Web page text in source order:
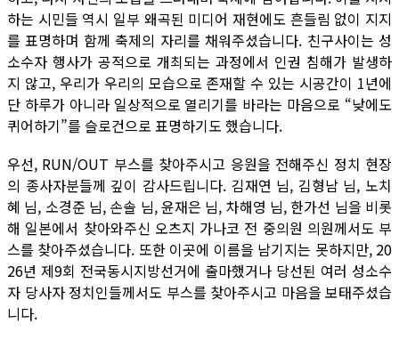
하는 시민들 역시 일부 왜곡된 미디어 재현에도 흔들림 없이 지지
를 표명하며 함께 축제의 자리를 채워주셨습니다. 친구사이는 성
소수자 행사가 공적으로 개최되는 과정에서 인권 침해가 발생하
지 않고, 우리가 우리의 모습으로 존재할 수 있는 시공간이 1년에
단 하루가 아니라 일상적으로 열리기를 바라는 마음으로 “낮에도
퀴어하기”를 슬로건으로 표명하기도 했습니다.
우선, RUN/OUT 부스를 찾아주시고 응원을 전해주신 정치 현장
의 종사자분들께 깊이 감사드립니다. 김재연 님, 김형남 님, 노치
혜 님, 소경준 님, 손솔 님, 윤재은 님, 차해영 님, 한가선 님을 비롯
해 일본에서 찾아와주신 오츠지 가나코 전 중의원 의원께서도 부
스를 찾아주셨습니다. 또한 이곳에 이름을 남기지는 못하지만, 20
26년 제9회 전국동시지방선거에 출마했거나 당선된 여러 성소수
자 당사자 정치인들께서도 부스를 찾아주시고 마음을 보태주셨습
니다.